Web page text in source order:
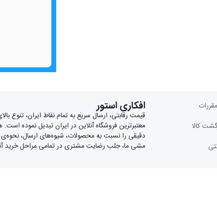
کالا
افکاری استور
معتبرترین فروشگاه آنلاین در ایران تبدیل نموده
دقیقی را نسبت به محصولات، شیوه‌های ارسال،
مشی ما، جلب رضایت مشتری در تمامی مراحل خرید